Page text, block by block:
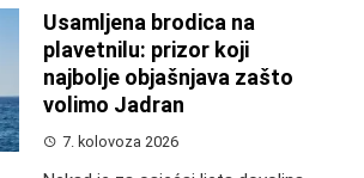
Usamljena brodica na
plavetnilu: prizor koji
najbolje objašnjava zašto
volimo Jadran
7. kolovoza 2026